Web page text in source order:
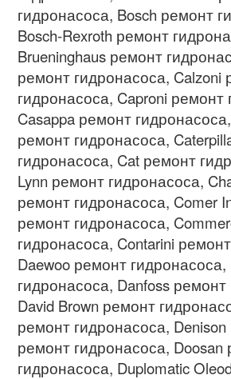
гидронасоса, Bosch ремонт
Bosch-Rexroth ремонт
Brueninghaus ремонт
ремонт гидронасоса, Calzoni
гидронасоса, Caproni ремонт
Casappa ремонт гидронасоса
ремонт гидронасоса,
гидронасоса, Cat ремонт
Lynn ремонт гидронасоса,
ремонт гидронасоса, Comer
ремонт гидронасоса,
гидронасоса, Contarini
Daewoo ремонт гидронасоса,
гидронасоса, Danfoss ремонт
David Brown ремонт
ремонт гидронасоса,
ремонт гидронасоса, Doosan
гидронасоса, Duplomatic